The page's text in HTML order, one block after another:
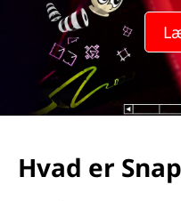
g
Hvad er